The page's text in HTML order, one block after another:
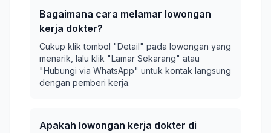
Bagaimana cara melamar lowongan
kerja dokter?
Cukup klik tombol "Detail" pada lowongan yang
menarik, lalu klik "Lamar Sekarang" atau
"Hubungi via WhatsApp" untuk kontak langsung
dengan pemberi kerja.
Apakah lowongan kerja dokter di